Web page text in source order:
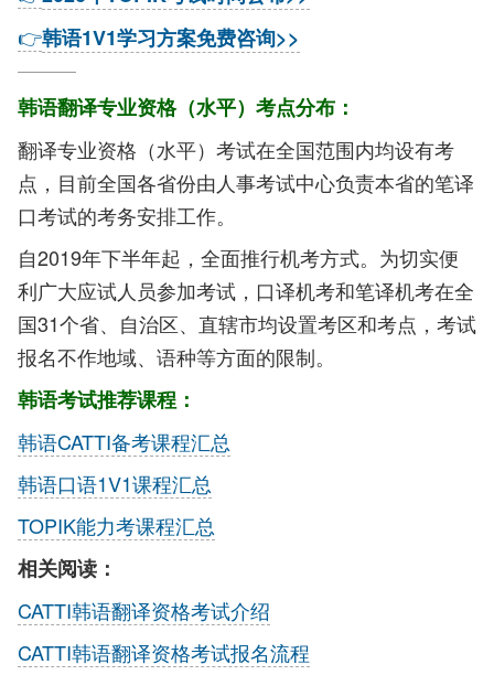
👉韩语1V1学习方案免费咨询>>
韩语翻译专业资格（水平）考点分布：
翻译专业资格（水平）考试在全国范围内均设有考
点，目前全国各省份由人事考试中心负责本省的笔译
口考试的考务安排工作。
自2019年下半年起，全面推行机考方式。为切实便
利广大应试人员参加考试，口译机考和笔译机考在全
国31个省、自治区、直辖市均设置考区和考点，考试
报名不作地域、语种等方面的限制。
韩语考试推荐课程：
韩语CATTI备考课程汇总
韩语口语1V1课程汇总
TOPIK能力考课程汇总
相关阅读：
CATTI韩语翻译资格考试介绍
CATTI韩语翻译资格考试报名流程